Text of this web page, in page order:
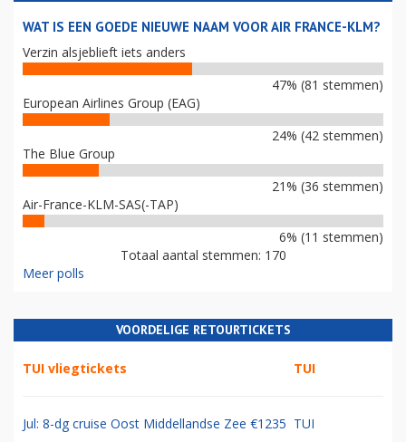
WAT IS EEN GOEDE NIEUWE NAAM VOOR AIR FRANCE-KLM?
Verzin alsjeblieft iets anders
47% (81 stemmen)
European Airlines Group (EAG)
24% (42 stemmen)
The Blue Group
21% (36 stemmen)
Air-France-KLM-SAS(-TAP)
6% (11 stemmen)
Totaal aantal stemmen: 170
Meer polls
VOORDELIGE RETOURTICKETS
TUI vliegtickets TUI
Jul: 8-dg cruise Oost Middellandse Zee €1235 TUI